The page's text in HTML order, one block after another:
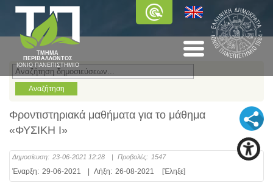
ΤΜΗΜΑ
ΠΕΡΙΒΑΛΛΟΝΤΟΣ
ΙΟΝΙΟ ΠΑΝΕΠΙΣΤΗΜΙΟ
Φροντιστηριακά μαθήματα για το μάθημα
«ΦΥΣΙΚΗ Ι»
Δημοσίευση: 23-06-2021 12:28 | Προβολές: 1547
Έναρξη: 29-06-2021 Λήξη: 26-08-2021 [Έληξε]